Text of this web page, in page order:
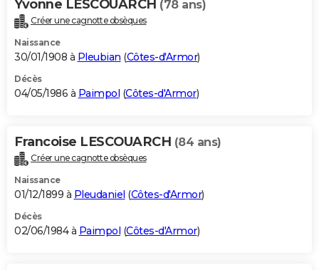
Yvonne LESCOUARCH (78 ans)
Créer une cagnotte obsèques
Naissance
30/01/1908 à Pleubian (Côtes-d'Armor)
Décès
04/05/1986 à Paimpol (Côtes-d'Armor)
Francoise LESCOUARCH (84 ans)
Créer une cagnotte obsèques
Naissance
01/12/1899 à Pleudaniel (Côtes-d'Armor)
Décès
02/06/1984 à Paimpol (Côtes-d'Armor)